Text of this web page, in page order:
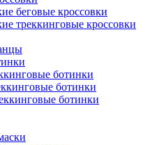
беговые кроссовки
треккинговые кроссовки
ботинки
ботинки
ботинки